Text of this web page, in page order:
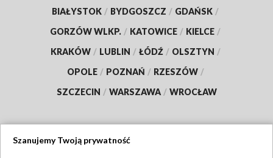
BIAŁYSTOK / BYDGOSZCZ / GDAŃSK /
GORZÓW WLKP. / KATOWICE / KIELCE /
KRAKÓW / LUBLIN / ŁÓDŹ / OLSZTYN /
OPOLE / POZNAŃ / RZESZÓW /
SZCZECIN / WARSZAWA / WROCŁAW
Szanujemy Twoją prywatność